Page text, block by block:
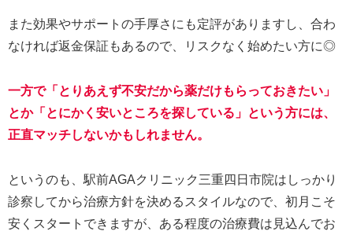
また効果やサポートの手厚さにも定評がありますし、合わ
なければ返金保証もあるので、リスクなく始めたい方に◎
一方で「とりあえず不安だから薬だけもらっておきたい」
とか「とにかく安いところを探している」という方には、
正直マッチしないかもしれません。
というのも、駅前AGAクリニック三重四日市院はしっかり
診察してから治療方針を決めるスタイルなので、初月こそ
安くスタートできますが、ある程度の治療費は見込んでお